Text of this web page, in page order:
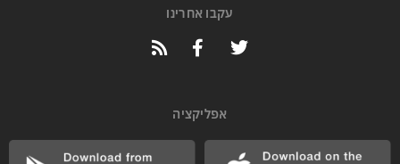
עקבו אחרינו
אפליקציה